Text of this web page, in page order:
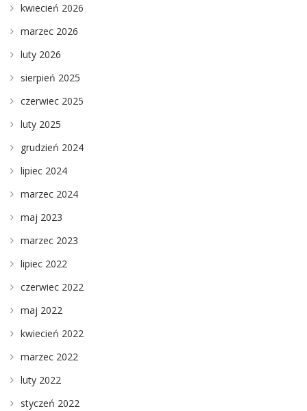
kwiecień 2026
marzec 2026
luty 2026
sierpień 2025
czerwiec 2025
luty 2025
grudzień 2024
lipiec 2024
marzec 2024
maj 2023
marzec 2023
lipiec 2022
czerwiec 2022
maj 2022
kwiecień 2022
marzec 2022
luty 2022
styczeń 2022